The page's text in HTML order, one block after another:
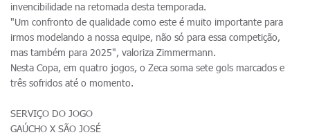
invencibilidade na retomada desta temporada.
"Um confronto de qualidade como este é muito importante para
irmos modelando a nossa equipe, não só para essa competição,
mas também para 2025", valoriza Zimmermann.
Nesta Copa, em quatro jogos, o Zeca soma sete gols marcados e
três sofridos até o momento.
SERVIÇO DO JOGO
GAÚCHO X SÃO JOSÉ